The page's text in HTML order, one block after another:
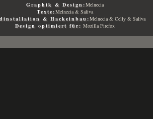
Graphik & Design:Melnecia
Texte:Melnecia & Saliva
& Hackeinbau:Melnecia & Celly & Saliva
Design optimiert für: Mozilla Firefox